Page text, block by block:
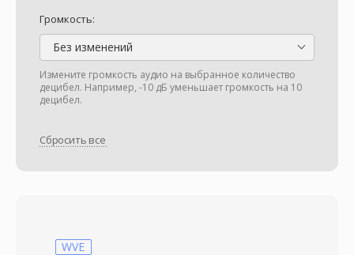
Громкость:
Без изменений
Измените громкость аудио на выбранное количество
децибел. Например, -10 дБ уменьшает громкость на 10
децибел.
Сбросить все
WVE